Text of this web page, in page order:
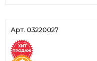
Арт. 03220027